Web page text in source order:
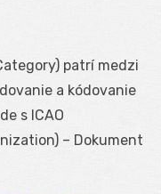
patrí medzi
a kódovanie
s ICAO
– Dokument